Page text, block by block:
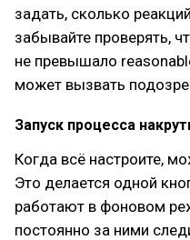
задать, сколько
забывайте проверять,
не превышало
может вызвать
Запуск процесса
Когда всё настроите,
Это делается одной
работают в фоновом
постоянно за ними